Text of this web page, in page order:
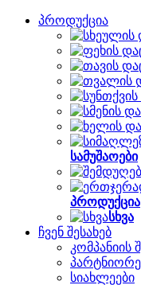
პროდუქცია
სამუშაოები
პროდუქცია
სხვა
ჩვენ შესახებ
კომპანიის
სიახლეები